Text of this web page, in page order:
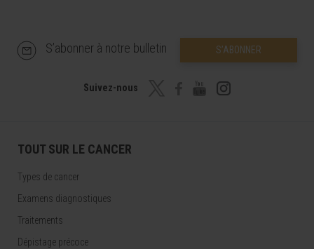
S’abonner à notre bulletin S’ABONNER
Suivez-nous
TOUT SUR LE CANCER
Types de cancer
Examens diagnostiques
Traitements
Dépistage précoce